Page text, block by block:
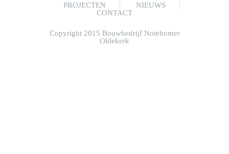
PROJECTEN
NIEUWS
CONTACT
Copyright 2015 Bouwbedrijf Notebomer
Oldekerk